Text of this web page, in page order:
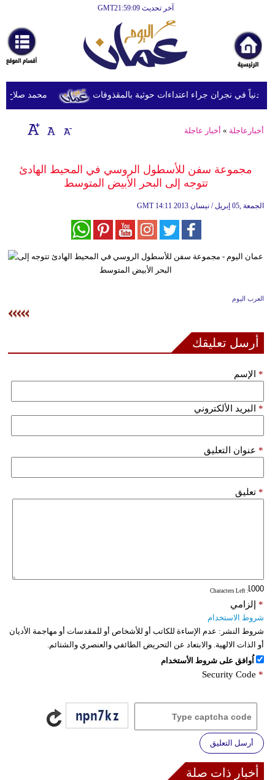
آخر تحديث GMT21:59:09
أخبارعاجلة
رياضة
ثقافة
إقتصاد
وموسيقى
سياحة
ديكور
مرأة
وتكنولوجيا
محمد صلاح يصل
أخبارعاجلة » أخبار عاجلة
مجموعة سفن للأسطول الروسي في المحيط الهادئ
تتوجه إلى البحر الأبيض المتوسط
GMT 14:11 2013 الجمعة ,05 إبريل / نيسان
العرب اليوم
أرسل تعليقك
الإسم *
البريد الألكتروني *
عنوان التعليق *
تعليق *
: Characters Left
إلزامي *
شروط الاستخدام
شروط النشر: عدم الإساءة للكاتب أو للأشخاص أو للمقدسات أو مهاجمة الأديان
أو الذات الالهية. والابتعاد عن التحريض الطائفي والعنصري والشتائم.
اُوافق على شروط الأستخدام
Security Code *
أرسل التعليق
أخبار ذات صلة